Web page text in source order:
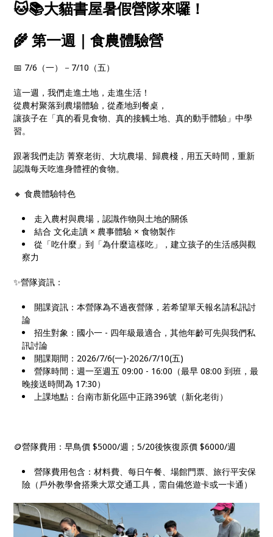
🐱📚大貓書屋暑假營隊來囉！
🌾 第一週｜食農體驗營
📅 7/6（一）－7/10（五）
這一週，我們走進土地，走進生活！
從農村聚落到農場體驗，從產地到餐桌，
讓孩子在「真的看見食物、真的接觸土地、真的動手體驗」中學
習。
跟著我們走訪 菁寮老街、大坑農場、歸農棧，用五天時間，重新
認識每天吃進身體裡的食物。
🔸 食農體驗特色
走入農村與農場，認識作物與土地的關係
結合 文化走讀 × 農事體驗 × 食物製作
從「吃什麼」到「為什麼這樣吃」，建立孩子的生活感與觀
察力
✨營隊資訊：
開課資訊：本營隊為不過夜營隊，若希望單天報名請私訊討
論
招生對象：國小一 - 四年級最適合，其他年齡可先與我們私
訊討論
開課期間：2026/7/6(一)-2026/7/10(五)
營隊時間：週一至週五 09:00 - 16:00（最早 08:00 到班，最
晚接送時間為 17:30）
上課地點：台南市新化區中正路396號（新化老街）
🪙營隊費用：早鳥價 $5000/週；5/20後恢復原價 $6000/週
營隊費用包含：材料費、每日午餐、場館門票、旅行平安保
險（戶外教學會搭乘大眾交通工具，需自備悠遊卡或一卡通）